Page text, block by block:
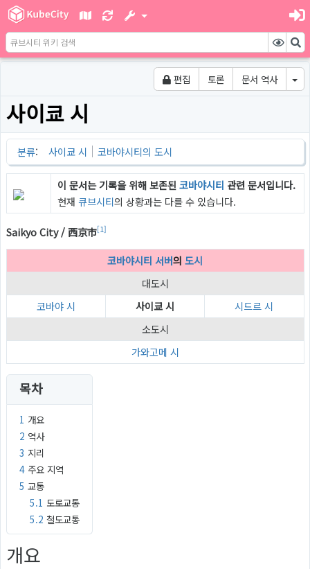
편집 토론 문서 역사
사이쿄 시
분류: 사이쿄 시 코바야시티의 도시
이 문서는 기록을 위해 보존된 코바야시티 관련 문서입니다.
현재 큐브시티의 상황과는 다를 수 있습니다.
Saikyo City / 西京市[1]
코바야시티 서버의 도시
대도시
코바야 시
사이쿄 시
시드르 시
소도시
가와고메 시
목차
1 개요
2 역사
3 지리
4 주요 지역
5 교통
5.1 도로교통
5.2 철도교통
개요